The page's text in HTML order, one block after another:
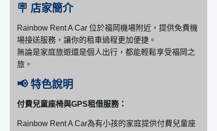
🪧 店家簡介
Rainbow Rent A Car 位於福岡機場附近，提供免費機
場接送服務，讓你的租車過程更加便捷。
無論是家庭旅遊還是個人出行，都能輕鬆享受福岡之
旅。
📢 特色說明
付費兒童座椅與GPS租借服務：
Rainbow Rent A Car為有小孩的家庭提供付費兒童座